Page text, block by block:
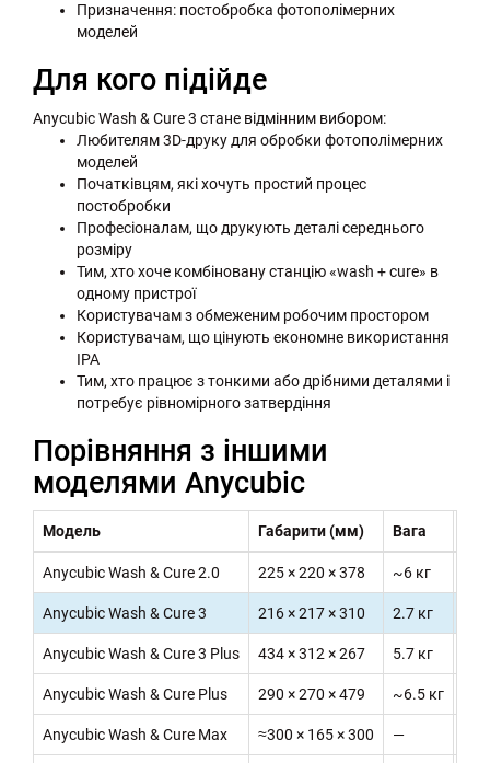
Призначення: постобробка фотополімерних
моделей
Для кого підійде
Anycubic Wash & Cure 3 стане відмінним вибором:
Любителям 3D-друку для обробки фотополімерних
моделей
Початківцям, які хочуть простий процес
постобробки
Професіоналам, що друкують деталі середнього
розміру
Тим, хто хоче комбіновану станцію «wash + cure» в
одному пристрої
Користувачам з обмеженим робочим простором
Користувачам, що цінують економне використання
IPA
Тим, хто працює з тонкими або дрібними деталями і
потребує рівномірного затвердіння
Порівняння з іншими
моделями Anycubic
Модель Габарити (мм) Вага
Anycubic Wash & Cure 2.0 225 × 220 × 378 ~6 кг
Anycubic Wash & Cure 3 216 × 217 × 310 2.7 кг
Anycubic Wash & Cure 3 Plus 434 × 312 × 267 5.7 кг
Anycubic Wash & Cure Plus 290 × 270 × 479 ~6.5 кг
Anycubic Wash & Cure Max ≈300 × 165 × 300 —